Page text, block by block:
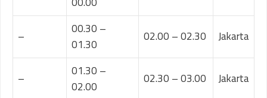
–
00.30 –
01.30
02.00 – 02.30 Jakarta
–
01.30 –
02.00
02.30 – 03.00 Jakarta